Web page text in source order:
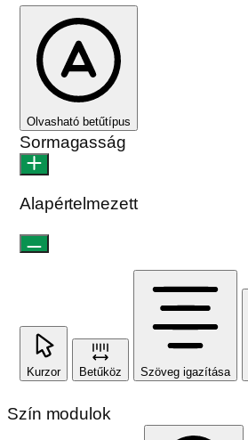
Olvasható betűtípus
Sormagasság
Alapértelmezett
Kurzor Betűköz Szöveg igazítása
Szín modulok